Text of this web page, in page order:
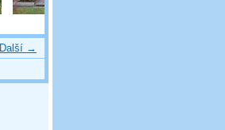
Další →